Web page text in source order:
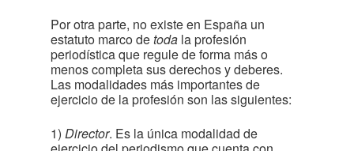
Por otra parte, no existe en España un
estatuto marco detoda la profesión
periodística que regule de forma más o
menos completa sus derechos y deberes.
Las modalidades más importantes de
ejercicio de la profesión son las siguientes:
1) Director. Es la única modalidad de